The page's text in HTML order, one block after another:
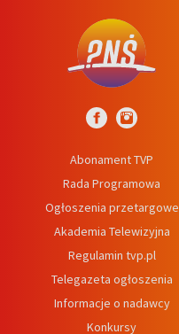
Abonament TVP
Rada Programowa
Ogłoszenia przetargowe
Akademia Telewizyjna
Regulamin tvp.pl
Telegazeta ogłoszenia
Informacje o nadawcy
Konkursy